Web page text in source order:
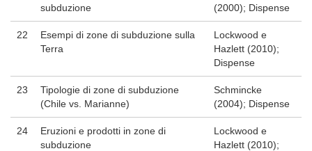
subduzione
(2000); Dispense
22
Esempi di zone di subduzione sulla
Terra
Lockwood e
Hazlett (2010);
Dispense
23
Tipologie di zone di subduzione
(Chile vs. Marianne)
Schmincke
(2004); Dispense
24
Eruzioni e prodotti in zone di
subduzione
Lockwood e
Hazlett (2010);